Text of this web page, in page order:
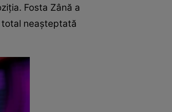
Fosta Zână a
total neașteptată